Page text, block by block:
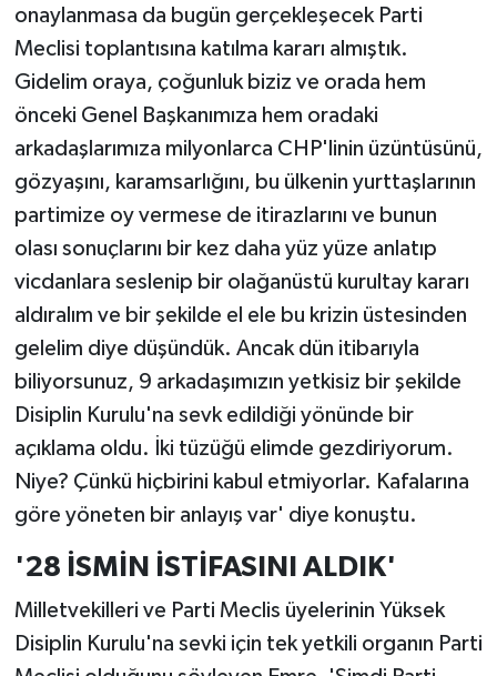
onaylanmasa da bugün gerçekleşecek Parti
Meclisi toplantısına katılma kararı almıştık.
Gidelim oraya, çoğunluk biziz ve orada hem
önceki Genel Başkanımıza hem oradaki
arkadaşlarımıza milyonlarca CHP'linin üzüntüsünü,
gözyaşını, karamsarlığını, bu ülkenin yurttaşlarının
partimize oy vermese de itirazlarını ve bunun
olası sonuçlarını bir kez daha yüz yüze anlatıp
vicdanlara seslenip bir olağanüstü kurultay kararı
aldıralım ve bir şekilde el ele bu krizin üstesinden
gelelim diye düşündük. Ancak dün itibarıyla
biliyorsunuz, 9 arkadaşımızın yetkisiz bir şekilde
Disiplin Kurulu'na sevk edildiği yönünde bir
açıklama oldu. İki tüzüğü elimde gezdiriyorum.
Niye? Çünkü hiçbirini kabul etmiyorlar. Kafalarına
göre yöneten bir anlayış var' diye konuştu.
'28 İSMİN İSTİFASINI ALDIK'
Milletvekilleri ve Parti Meclis üyelerinin Yüksek
Disiplin Kurulu'na sevki için tek yetkili organın Parti